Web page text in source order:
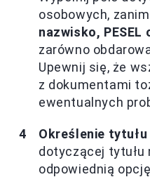
osobowych,
nazwisko,
zarówno
Upewnij się, że
z dokumentami
ewentualnych
Określenie tytułu
dotyczącej tytułu
odpowiednią